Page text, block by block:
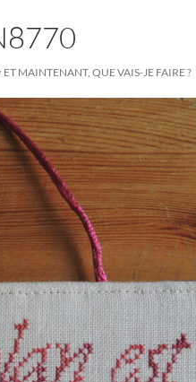
ET MAINTENANT, QUE VAIS-JE FAIRE ?